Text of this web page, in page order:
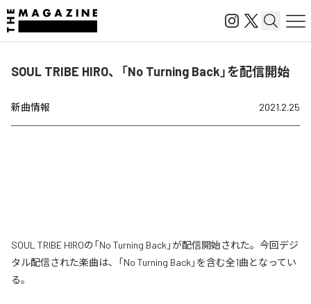
SOUL TRIBE HIRO、「No Turning Back」を配信開始
新曲情報 2021.2.25
SOUL TRIBE HIROの「No Turning Back」が配信開始された。今回デジ
タル配信された楽曲は、「No Turning Back」を含む全1曲となってい
る。